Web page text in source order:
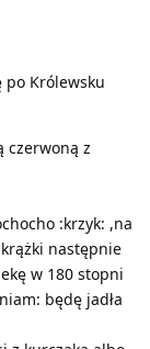
po Królewsku
czerwoną z
:krzyk: ,na
następnie
w 180 stopni
będę jadła